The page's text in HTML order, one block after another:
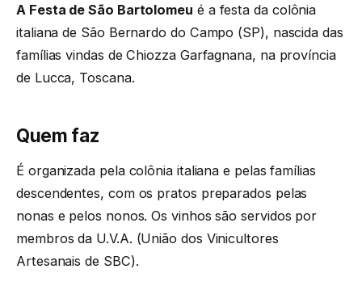
A Festa de São Bartolomeu é a festa da colônia
italiana de São Bernardo do Campo (SP), nascida das
famílias vindas de Chiozza Garfagnana, na província
de Lucca, Toscana.
Quem faz
É organizada pela colônia italiana e pelas famílias
descendentes, com os pratos preparados pelas
nonas e pelos nonos. Os vinhos são servidos por
membros da U.V.A. (União dos Vinicultores
Artesanais de SBC).